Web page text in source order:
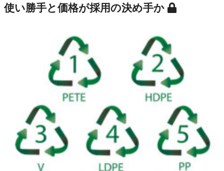
使い勝手と価格が採用の決め手か